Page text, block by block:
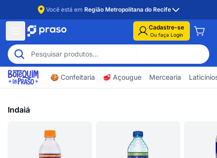
Você está em Região Metropolitana do Recife
Cadastre-se
Ou faça Login
🍪 Confeitaria 🥩 Açougue Mercearia
Indaiá